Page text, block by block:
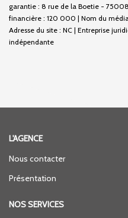
garantie : 8 rue de la Boetie -
financière : 120 000 | Nom du
Adresse du site : NC | Entreprise
indépendante
L'AGENCE
Nous contacter
Présentation
NOS SERVICES